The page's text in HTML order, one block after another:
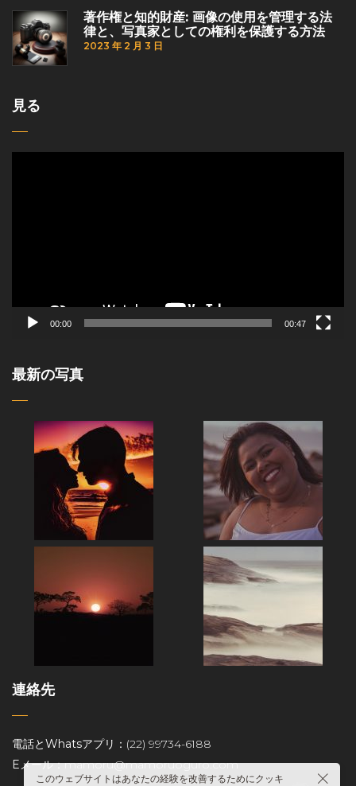
著作権と知的財産: 画像の使用を管理する法
律と、写真家としての権利を保護する方法
2023 年 2 月 3 日
見る
00:00 00:47
最新の写真
連絡先
電話とWhatsアプリ： (22) 99734-6188
Eメール：mamoru@mamoruoguro.com
このウェブサイトはあなたの経験を改善するためにクッキ